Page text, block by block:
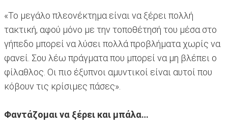
«Το μεγάλο πλεονέκτημα είναι να ξέρει πολλή
τακτική, αφού μόνο με την τοποθέτησή του μέσα στο
γήπεδο μπορεί να λύσει πολλά προβλήματα χωρίς να
φανεί. Σου λέω πράγματα που μπορεί να μη βλέπει ο
φίλαθλος. Οι πιο έξυπνοι αμυντικοί είναι αυτοί που
κόβουν τις κρίσιμες πάσες».
Φαντάζομαι να ξέρει και μπάλα…